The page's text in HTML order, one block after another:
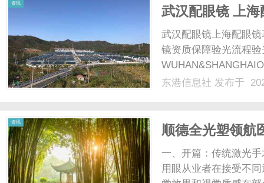
资讯
武汉配眼镜 上海
武汉配眼镜上海配眼
镜资质保障验光流程
配镜的写字楼眼镜店
东港信息社 发布于
资讯
顺德全光塑领航
解决视物发雾眩
一、开篇：传统激光
用眼从业者在接受不